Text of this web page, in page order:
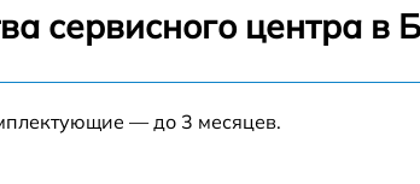
сервисного центра в
— до 3 месяцев.